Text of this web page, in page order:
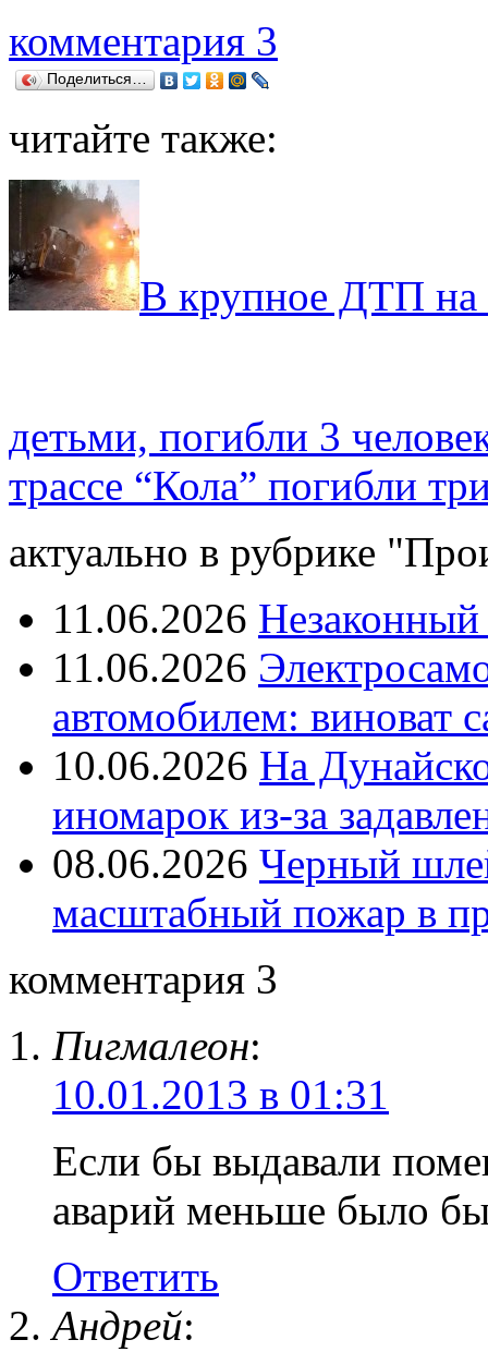
комментария 3
Поделиться…
читайте также:
В крупное ДТП на
детьми, погибли 3
трассе “Кола” погибли
актуально в рубрике
11.06.2026
11.06.2026
автомобилем: виноват
10.06.2026 На
иномарок из-за
08.06.2026 Черный
масштабный пожар в
комментария 3
Пигмалеон:
10.01.2013 в 01:31
Если бы выдавали
аварий меньше было
Ответить
Андрей: